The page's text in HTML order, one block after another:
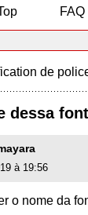
FAQ
de
dessa
à 19:56
o nome da